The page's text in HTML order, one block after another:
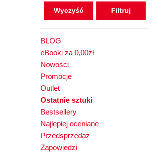
Wyczyść
BLOG
eBooki za 0,00zł
Nowości
Promocje
Outlet
Ostatnie sztuki
Bestsellery
Najlepiej oceniane
Przedsprzedaż
Zapowiedzi